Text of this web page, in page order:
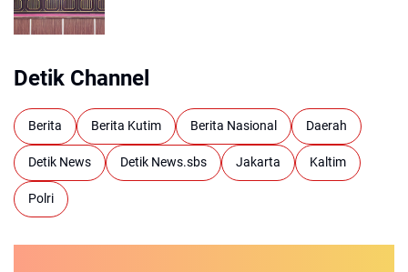
Detik Channel
Berita Berita Kutim Berita Nasional Daerah
Detik News Detik News.sbs Jakarta Kaltim
Polri